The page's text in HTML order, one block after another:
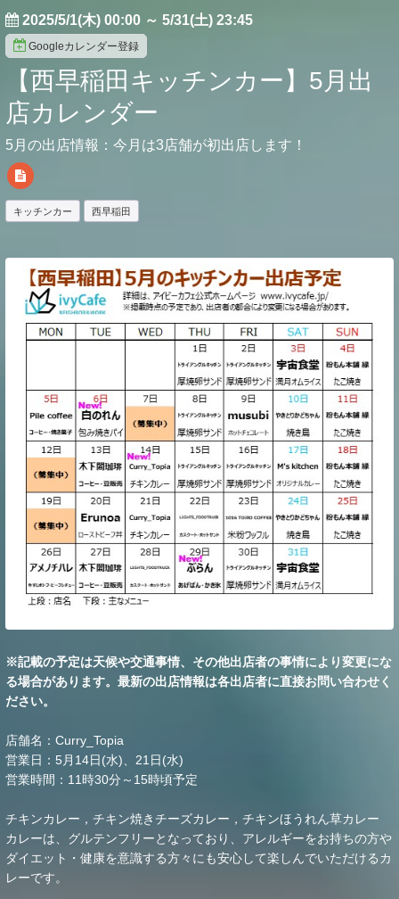
2025/5/1(木) 00:00 ～ 5/31(土) 23:45
Googleカレンダー登録
【西早稲田キッチンカー】5月出
店カレンダー
5月の出店情報：今月は3店舗が初出店します！
キッチンカー 西早稲田
※記載の予定は天候や交通事情、その他出店者の事情により変更にな
る場合があります。最新の出店情報は各出店者に直接お問い合わせく
ださい。
店舗名：Curry_Topia
営業日：5月14日(水)、21日(水)
営業時間：11時30分～15時頃予定
チキンカレー，チキン焼きチーズカレー，チキンほうれん草カレー
カレーは、グルテンフリーとなっており、アレルギーをお持ちの方や
ダイエット・健康を意識する方々にも安心して楽しんでいただけるカ
レーです。